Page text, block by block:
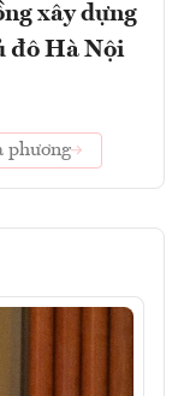
xây dựng
đô Hà Nội
phương